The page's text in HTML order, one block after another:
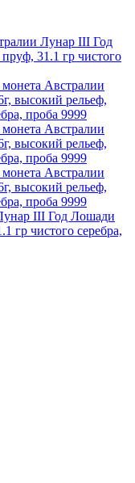
III Год Лошади
гр чистого серебра,